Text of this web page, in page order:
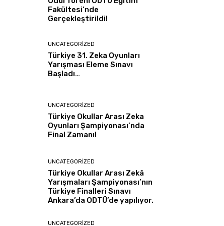
Fakültesi’nde
Gerçekleştirildi!
UNCATEGORIZED
Türkiye 31. Zeka Oyunları
Yarışması Eleme Sınavı
Başladı…
UNCATEGORIZED
Türkiye Okullar Arası Zeka
Oyunları Şampiyonası’nda
Final Zamanı!
UNCATEGORIZED
Türkiye Okullar Arası Zekâ
Yarışmaları Şampiyonası’nın
Türkiye Finalleri Sınavı
Ankara’da ODTÜ’de yapılıyor.
UNCATEGORIZED